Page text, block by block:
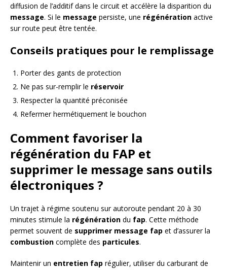
diffusion de l’additif dans le circuit et accélère la disparition du
message. Si le message persiste, une régénération active
sur route peut être tentée.
Conseils pratiques pour le remplissage
Porter des gants de protection
Ne pas sur-remplir le réservoir
Respecter la quantité préconisée
Refermer hermétiquement le bouchon
Comment favoriser la
régénération du FAP et
supprimer le message sans outils
électroniques ?
Un trajet à régime soutenu sur autoroute pendant 20 à 30
minutes stimule la régénération du fap. Cette méthode
permet souvent de supprimer message fap et d’assurer la
combustion complète des particules.
Maintenir un entretien fap régulier, utiliser du carburant de